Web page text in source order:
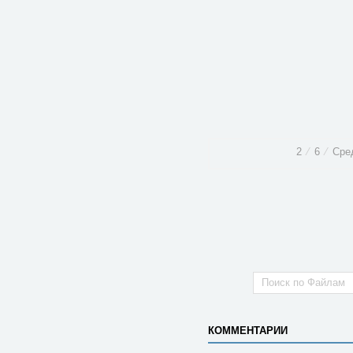
2 ⁄ 6 ⁄
КОММЕНТАРИИ